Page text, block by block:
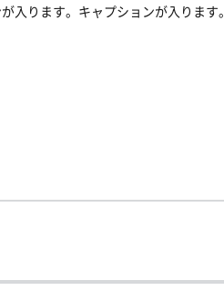
入ります。キャプションが入ります。